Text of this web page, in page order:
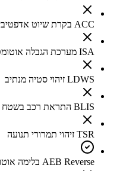
ACC בקרת שיוט אדפטיבית
ISA מערכת הגבלה אוטומטית למהירות הרכב
LDWS זיהוי סטיה מנתיב
BLIS התראת רכב בשטח מת
TSR זיהוי תמרורי תנועה
AEB Reverse בלימה אוטונומית בנסיעה לאחור